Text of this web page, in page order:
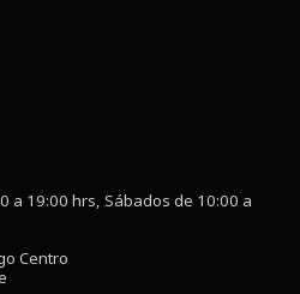
a 19:00 hrs, Sábados de 10:00 a
Centro